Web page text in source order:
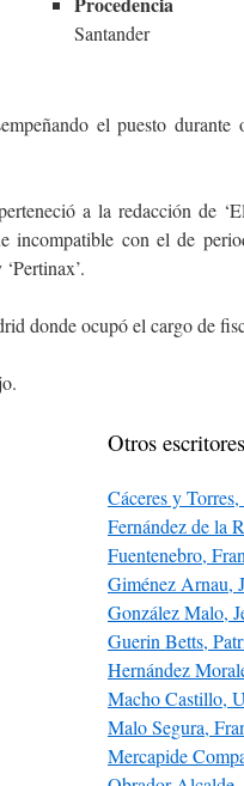
Santander
el puesto
a la redacción de
incompatible con el de
donde ocupó el cargo de
Otros
Cáceres y
Fernández de la
Fuentenebro,
Giménez Arnau,
González Malo,
Guerin Betts,
Hernández
Macho Castillo,
Malo Segura,
Mercapide